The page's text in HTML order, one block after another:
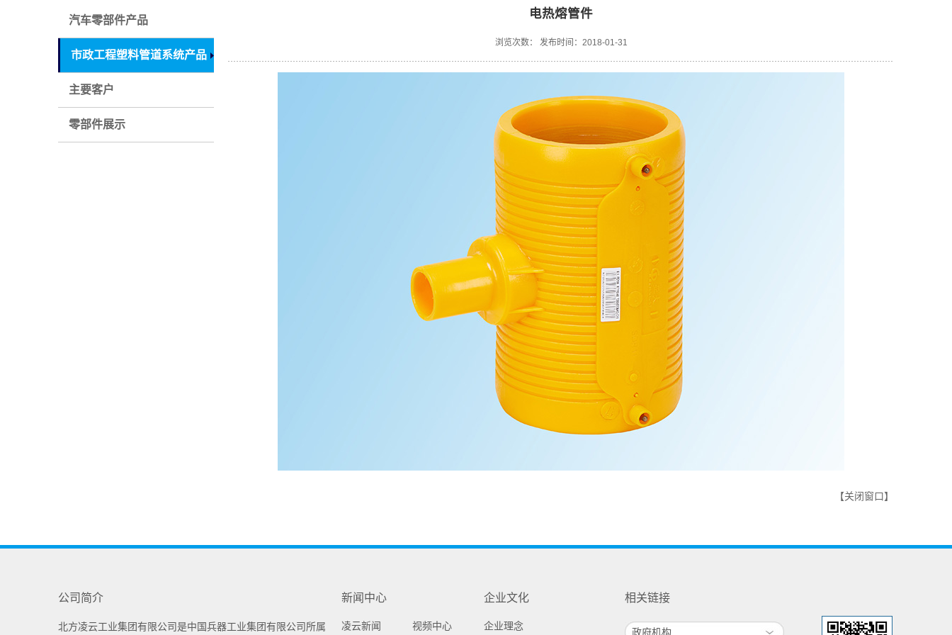
汽车零部件产品
市政工程塑料管道系统产品
主要客户
零部件展示
电热熔管件
浏览次数： 发布时间：2018-01-31
【关闭窗口】
公司简介
北方凌云工业集团有限公司是中国兵器工业集团有限公司所属
新闻中心
凌云新闻 视频中心
企业文化
企业理念
相关链接
政府机构